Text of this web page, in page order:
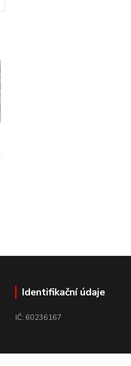
Identifikační údaje
IČ: 60236167